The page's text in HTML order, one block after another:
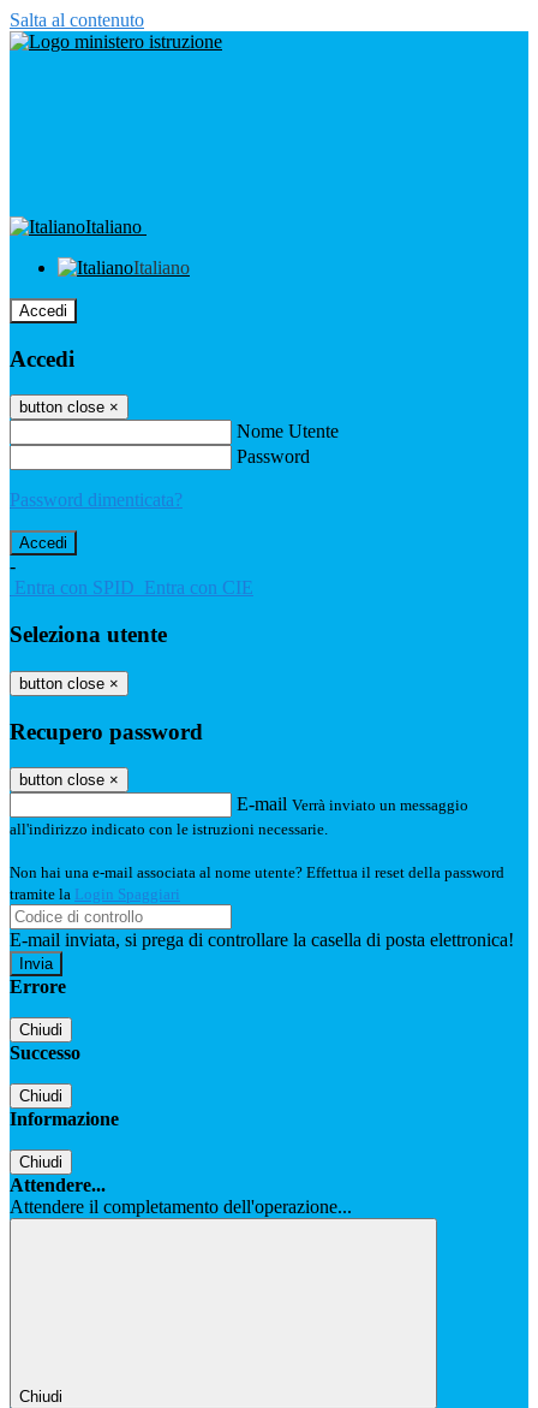
Salta al contenuto
Italiano
Italiano
Accedi
Accedi
button close ×
Nome Utente
Password
Password dimenticata?
-
Entra con SPID Entra con CIE
Seleziona utente
button close ×
Recupero password
button close ×
E-mail Verrà inviato un messaggio
all'indirizzo indicato con le istruzioni necessarie.
Non hai una e-mail associata al nome utente? Effettua il reset della password
tramite la Login Spaggiari
E-mail inviata, si prega di controllare la casella di posta elettronica!
Errore
Chiudi
Successo
Chiudi
Informazione
Chiudi
Attendere...
Attendere il completamento dell'operazione...
Chiudi